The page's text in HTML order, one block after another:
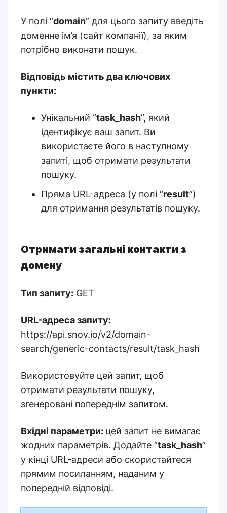
У полі “domain” для цього запиту введіть
доменне ім’я (сайт компанії), за яким
потрібно виконати пошук.
Відповідь містить два ключових
пункти:
Унікальний “task_hash”, який
ідентифікує ваш запит. Ви
використаєте його в наступному
запиті, щоб отримати результати
пошуку.
Пряма URL-адреса (у полі “result”)
для отримання результатів пошуку.
Отримати загальні контакти з
домену
Тип запиту: GET
URL-адреса запиту:
https://api.snov.io/v2/domain-
search/generic-contacts/result/task_hash
Використовуйте цей запит, щоб
отримати результати пошуку,
згенеровані попереднім запитом.
Вхідні параметри: цей запит не вимагає
жодних параметрів. Додайте “task_hash”
у кінці URL-адреси або скористайтеся
прямим посиланням, наданим у
попередній відповіді.